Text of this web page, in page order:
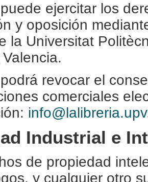
ejercitar los
y oposición
la Universitat
revocar el
comerciales
Industrial e
de propiedad
y cualquier otro